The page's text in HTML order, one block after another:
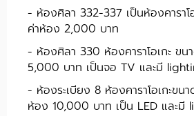
- ห้องศิลา 332-337 เป็นห้องคารา
ค่าห้อง 2,000 บาท
- ห้องศิลา 330 ห้องคาราโอเกะ ข
5,000 บาท เป็นจอ TV และมี
- ห้องระเบียง 8 ห้องคาราโอเกะข
ห้อง 10,000 บาท เป็น LED และมี